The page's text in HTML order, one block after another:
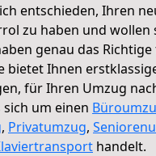
entschieden, Ihren
zu haben und wollen
genau das Richtige
bietet Ihnen
für Ihren Umzug
sich um einen
, Privatumzug,
handelt.